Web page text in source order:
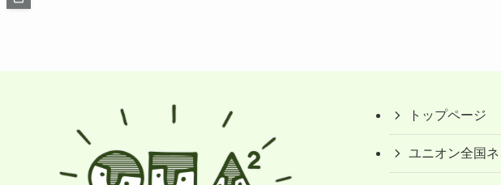
トップページ
ユニオン全国